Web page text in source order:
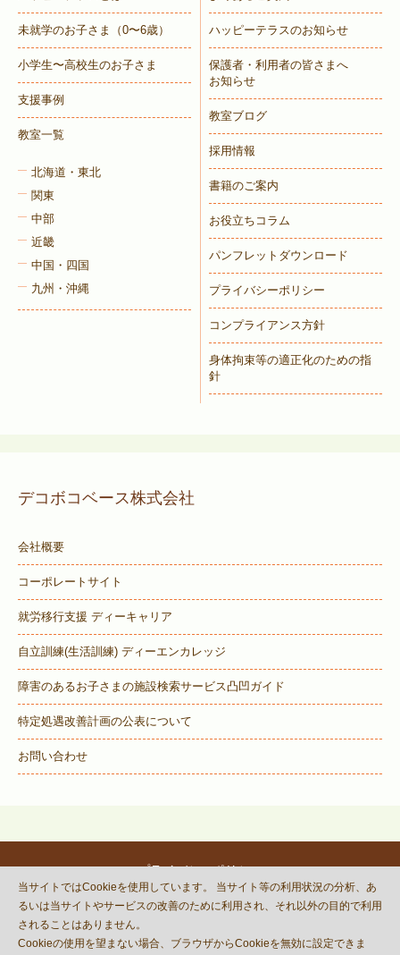
未就学のお子さま （0〜6歳）
小学生〜高校生のお子さま
支援事例
教室一覧
北海道・東北
関東
中部
近畿
中国・四国
九州・沖縄
ハッピーテラスのお知らせ
保護者・利用者の皆さまへ
お知らせ
教室ブログ
採用情報
書籍のご案内
お役立ちコラム
パンフレットダウンロード
プライバシーポリシー
コンプライアンス方針
身体拘束等の適正化のための指
針
デコボコベース株式会社
会社概要
コーポレートサイト
就労移行支援 ディーキャリア
自立訓練(生活訓練) ディーエンカレッジ
障害のあるお子さまの施設検索サービス凸凹ガイド
特定処遇改善計画の公表について
お問い合わせ
プライバシーポリシー
© DECOBOCO BASE Co.,Ltd.
and Terms of Serviceapply.
当サイトではCookieを使用しています。 当サイト等の利用状況の分析、あ
るいは当サイトやサービスの改善のために利用され、それ以外の目的で利用
されることはありません。
Cookieの使用を望まない場合、ブラウザからCookieを無効に設定できま